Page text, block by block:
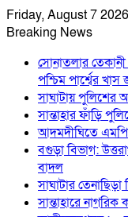
Friday, August 7 2026
Breaking News
সোনাতলার
পশ্চিম পার্শ্বের
সাঘাটায় পুলিশের
সান্তাহার ফাঁড়ি
আদমদীঘিতে এমপি
বগুড়া বিভাগ:
বাদল
সাঘাটার
সান্তাহারে